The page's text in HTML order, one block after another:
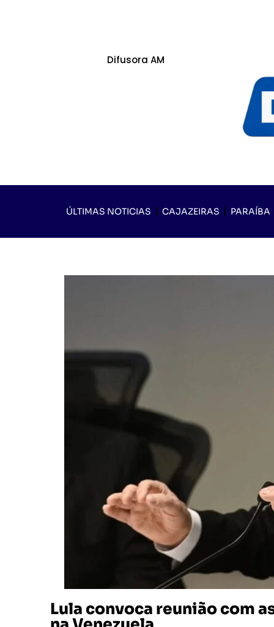
Difusora AM
ÚLTIMAS NOTICIAS CAJAZEIRAS PARAÍBA
Lula convoca reunião com